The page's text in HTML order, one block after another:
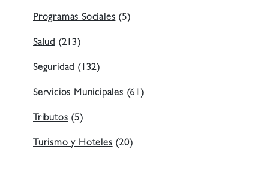
Programas Sociales(5)
Salud (213)
Seguridad(132)
Servicios Municipales(61)
Tributos(5)
Turismo y Hoteles(20)